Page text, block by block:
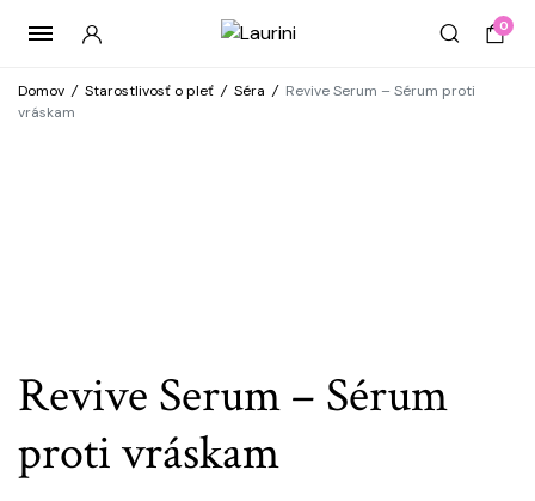
0
Domov / Starostlivosť o pleť / Séra / Revive Serum – Sérum proti
vráskam
Revive Serum – Sérum
proti vráskam